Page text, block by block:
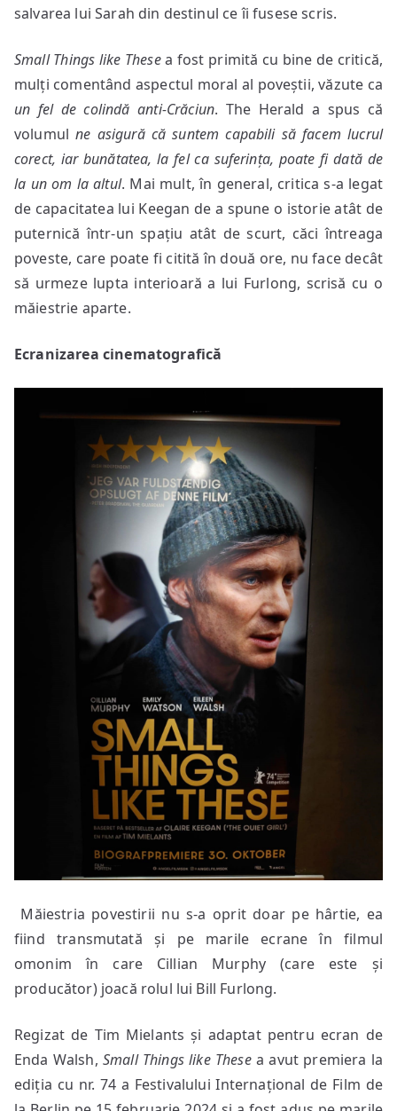
salvarea lui Sarah din destinul ce îi fusese scris.
Small Things like Thesea fost primită cu bine de critică,
mulți comentând aspectul moral al poveștii, văzute ca
un fel de colindă anti-Crăciun. The Herald a spus că
volumulne asigură că suntem capabili să facem lucrul
corect, iar bunătatea, la fel ca suferința, poate fi dată de
la un om la altul. Mai mult, în general, critica s-a legat
de capacitatea lui Keegan de a spune o istorie atât de
puternică într-un spațiu atât de scurt, căci întreaga
poveste, care poate fi citită în două ore, nu face decât
să urmeze lupta interioară a lui Furlong, scrisă cu o
măiestrie aparte.
Ecranizarea cinematografică
Măiestria povestirii nu s-a oprit doar pe hârtie, ea
fiind transmutată și pe marile ecrane în filmul
omonim în care Cillian Murphy (care este și
producător) joacă rolul lui Bill Furlong.
Regizat de Tim Mielants și adaptat pentru ecran de
Enda Walsh, Small Things like Thesea avut premiera la
ediția cu nr. 74 a Festivalului Internațional de Film de